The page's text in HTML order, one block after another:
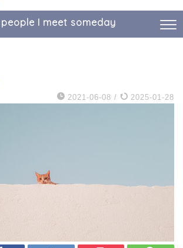
people I meet someday
2021-06-08 / 2025-01-28